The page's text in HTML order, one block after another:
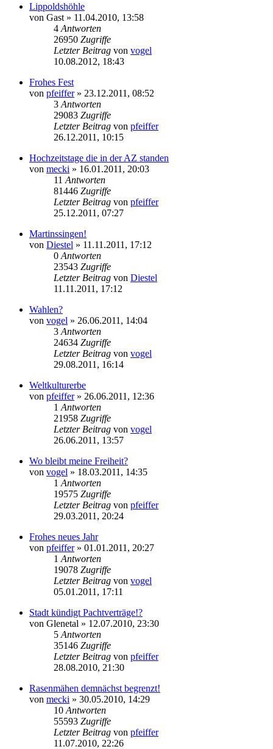
Lippoldshöhle
von Gast » 11.04.2010, 13:58
4 Antworten
26950 Zugriffe
Letzter Beitrag von vogel
10.08.2012, 18:43
Frohes Fest
von pfeiffer» 23.12.2011, 08:52
3 Antworten
29083 Zugriffe
Letzter Beitrag von pfeiffer
26.12.2011, 10:15
Hochzeitstage die in der AZ standen
von mecki » 16.01.2011, 20:03
11 Antworten
81446 Zugriffe
Letzter Beitrag von pfeiffer
25.12.2011, 07:27
Martinssingen!
von Diestel » 11.11.2011, 17:12
0 Antworten
23543 Zugriffe
Letzter Beitrag von Diestel
11.11.2011, 17:12
Wahlen?
von vogel » 26.06.2011, 14:04
3 Antworten
24634 Zugriffe
Letzter Beitrag von vogel
29.08.2011, 16:14
Weltkulturerbe
von pfeiffer» 26.06.2011, 12:36
1 Antworten
21958 Zugriffe
Letzter Beitrag von vogel
26.06.2011, 13:57
Wo bleibt meine Freiheit?
von vogel » 18.03.2011, 14:35
1 Antworten
19575 Zugriffe
Letzter Beitrag von pfeiffer
29.03.2011, 20:24
Frohes neues Jahr
von pfeiffer» 01.01.2011, 20:27
1 Antworten
19078 Zugriffe
Letzter Beitrag von vogel
05.01.2011, 17:11
Stadt kündigt Pachtverträge!?
von Glenetal » 12.07.2010, 23:30
5 Antworten
35146 Zugriffe
Letzter Beitrag von pfeiffer
28.08.2010, 21:30
Rasenmähen demnächst begrenzt!
von mecki » 30.05.2010, 14:29
10 Antworten
55593 Zugriffe
Letzter Beitrag von pfeiffer
11.07.2010, 22:26